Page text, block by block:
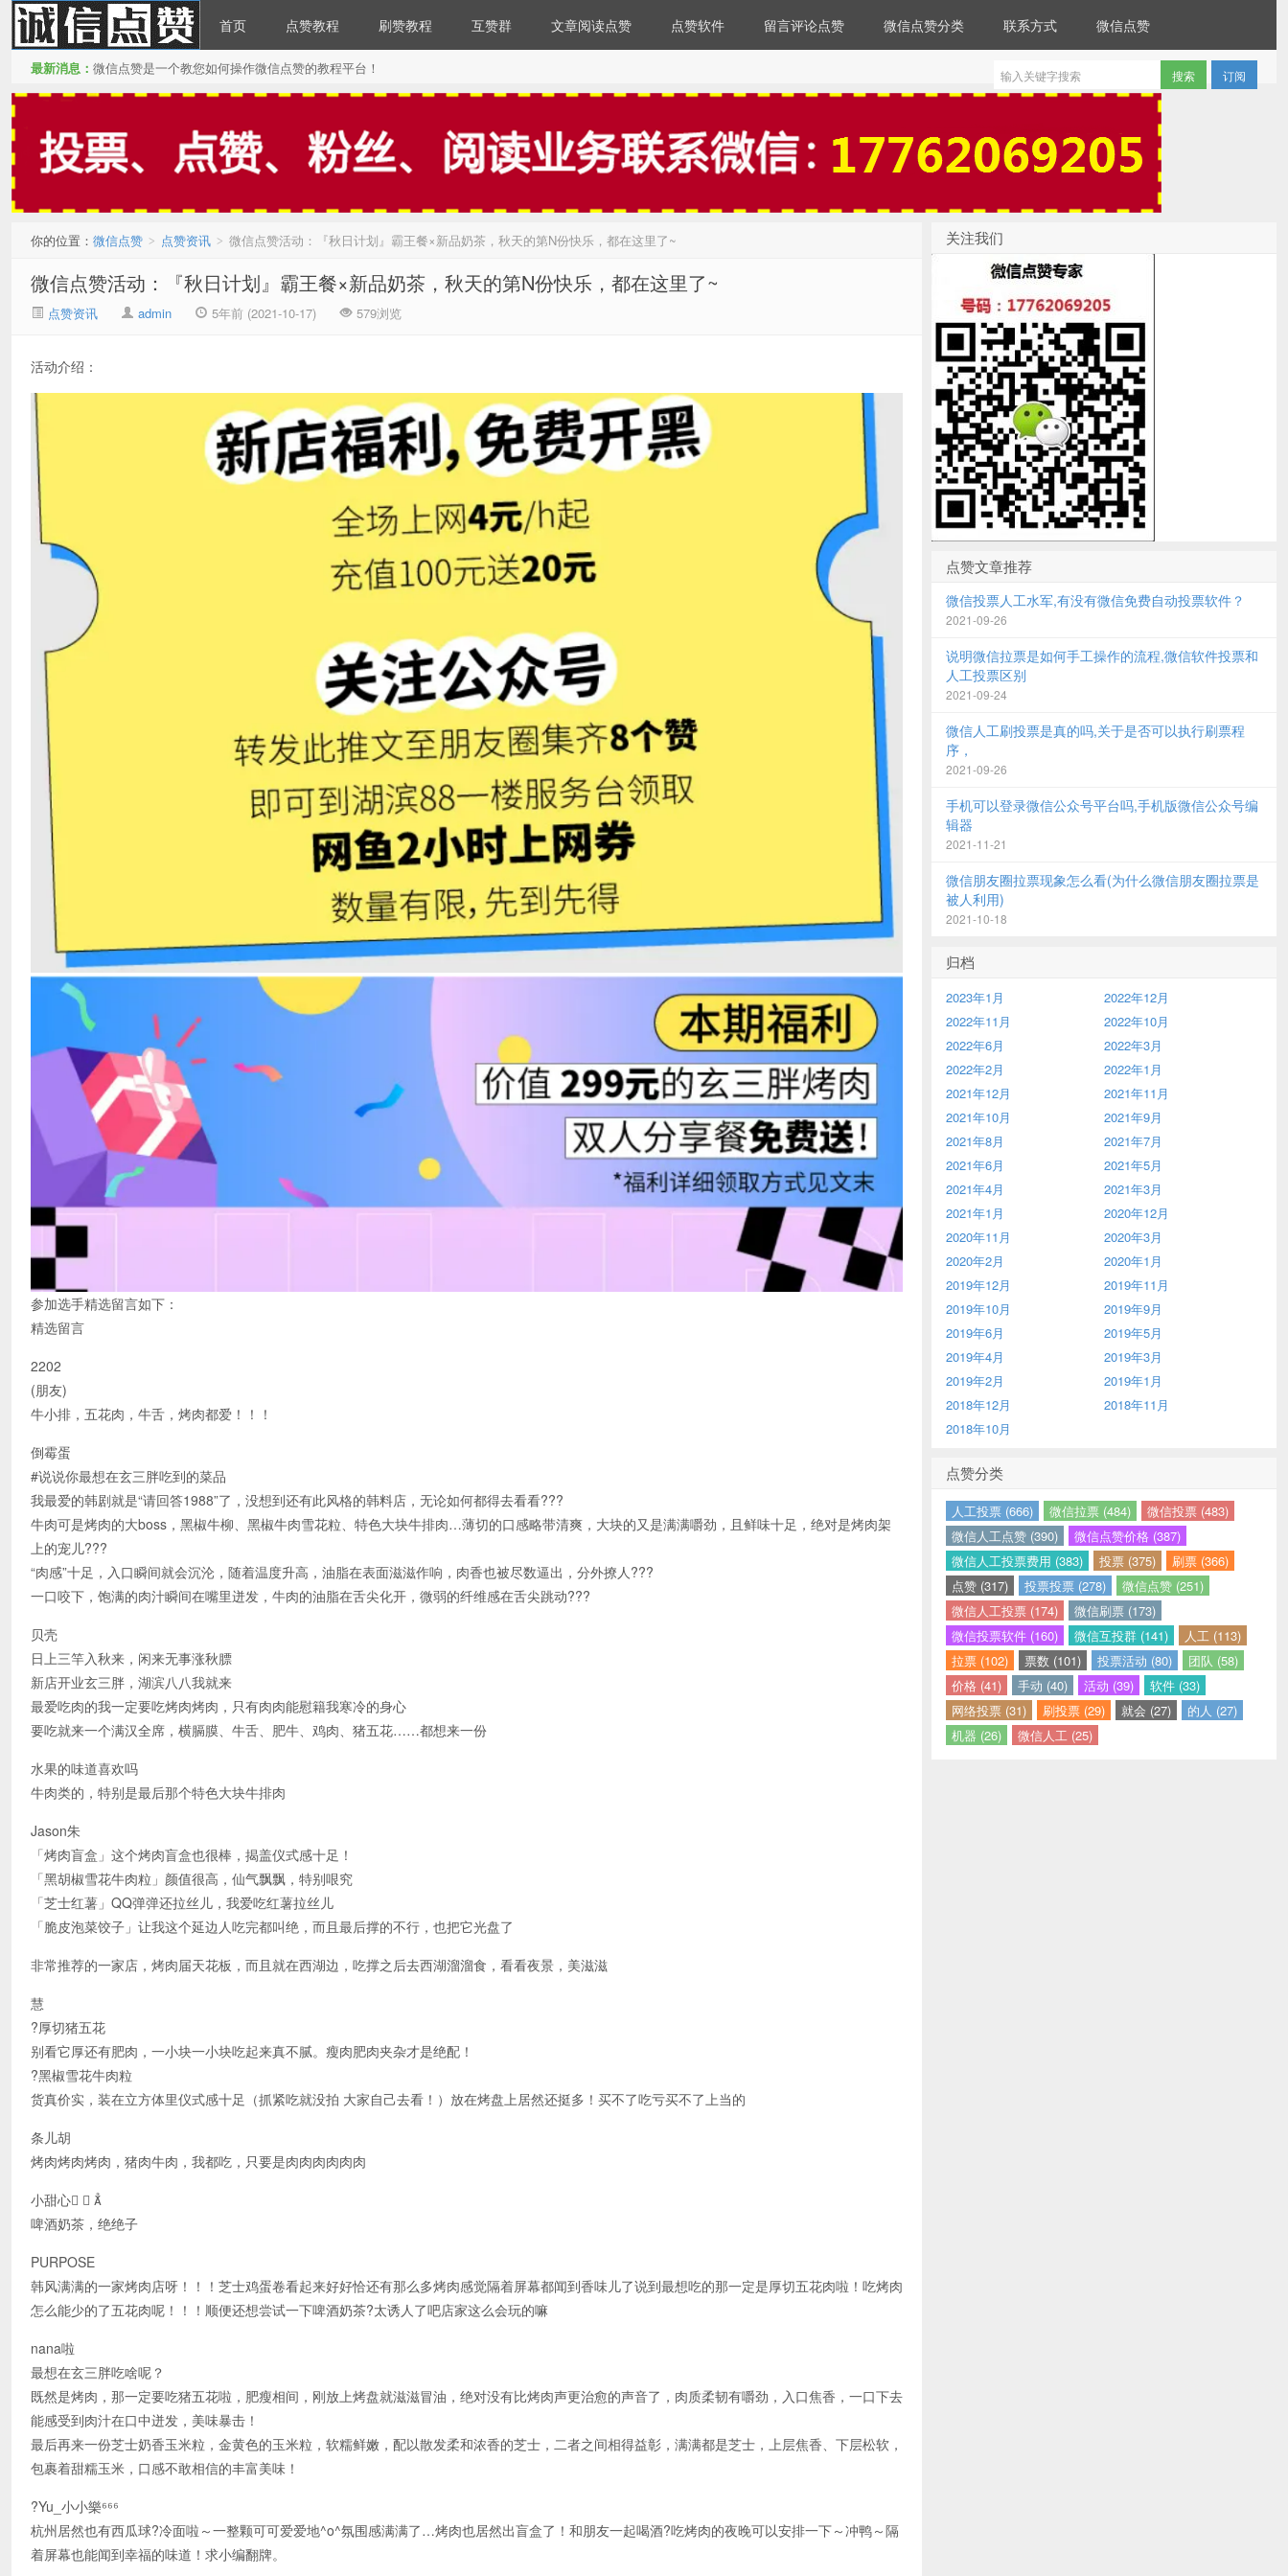
微信点赞
首页 点赞教程 刷赞教程 互赞群 文章阅读点赞 点赞软件 留言评论点赞 微信点赞分类 联系方式 微信点赞
订阅
最新消息： 微信点赞是一个教您如何操作微信点赞的教程平台！
你的位置： 微信点赞 > 点赞资讯 > 微信点赞活动：『秋日计划』霸王餐×新品奶茶，秋天的第N份快乐，都在这里了~
微信点赞活动：『秋日计划』霸王餐×新品奶茶，秋天的第N份快乐，都在这里了~
点赞资讯 admin 5年前 (2021-10-17) 579浏览
活动介绍：
参加选手精选留言如下：
精选留言
2202
(朋友)
牛小排，五花肉，牛舌，烤肉都爱！！！
倒霉蛋
#说说你最想在玄三胖吃到的菜品
我最爱的韩剧就是“请回答1988”了，没想到还有此风格的韩料店，无论如何都得去看看???
牛肉可是烤肉的大boss，黑椒牛柳、黑椒牛肉雪花粒、特色大块牛排肉…薄切的口感略带清爽，大块的又是满满嚼劲，且鲜味十足，绝对是烤肉架
上的宠儿???
“肉感”十足，入口瞬间就会沉沦，随着温度升高，油脂在表面滋滋作响，肉香也被尽数逼出，分外撩人???
一口咬下，饱满的肉汁瞬间在嘴里迸发，牛肉的油脂在舌尖化开，微弱的纤维感在舌尖跳动???
贝壳
日上三竿入秋来，闲来无事涨秋膘
新店开业玄三胖，湖滨八八我就来
最爱吃肉的我一定要吃烤肉烤肉，只有肉肉能慰籍我寒冷的身心
要吃就来一个满汉全席，横膈膜、牛舌、肥牛、鸡肉、猪五花……都想来一份
水果的味道喜欢吗
牛肉类的，特别是最后那个特色大块牛排肉
Jason朱
「烤肉盲盒」这个烤肉盲盒也很棒，揭盖仪式感十足！
「黑胡椒雪花牛肉粒」颜值很高，仙气飘飘，特别哏究
「芝士红薯」QQ弹弹还拉丝儿，我爱吃红薯拉丝儿
「脆皮泡菜饺子」让我这个延边人吃完都叫绝，而且最后撑的不行，也把它光盘了
非常推荐的一家店，烤肉届天花板，而且就在西湖边，吃撑之后去西湖溜溜食，看看夜景，美滋滋
慧
?厚切猪五花
别看它厚还有肥肉，一小块一小块吃起来真不腻。瘦肉肥肉夹杂才是绝配！
?黑椒雪花牛肉粒
货真价实，装在立方体里仪式感十足（抓紧吃就没拍 大家自己去看！）放在烤盘上居然还挺多！买不了吃亏买不了上当的
条儿胡
烤肉烤肉烤肉，猪肉牛肉，我都吃，只要是肉肉肉肉肉肉
小甜心  
啤酒奶茶，绝绝子
PURPOSE
韩风满满的一家烤肉店呀！！！芝士鸡蛋卷看起来好好恰还有那么多烤肉感觉隔着屏幕都闻到香味儿了说到最想吃的那一定是厚切五花肉啦！吃烤肉
怎么能少的了五花肉呢！！！顺便还想尝试一下啤酒奶茶?太诱人了吧店家这么会玩的嘛
nana啦
最想在玄三胖吃啥呢？
既然是烤肉，那一定要吃猪五花啦，肥瘦相间，刚放上烤盘就滋滋冒油，绝对没有比烤肉声更治愈的声音了，肉质柔韧有嚼劲，入口焦香，一口下去
能感受到肉汁在口中迸发，美味暴击！
最后再来一份芝士奶香玉米粒，金黄色的玉米粒，软糯鲜嫩，配以散发柔和浓香的芝士，二者之间相得益彰，满满都是芝士，上层焦香、下层松软，
包裹着甜糯玉米，口感不敢相信的丰富美味！
?Yu_小小樂⁶⁶⁶
杭州居然也有西瓜球?冷面啦～一整颗可可爱爱地^o^氛围感满满了…烤肉也居然出盲盒了！和朋友一起喝酒?吃烤肉的夜晚可以安排一下～冲鸭～隔
着屏幕也能闻到幸福的味道！求小编翻牌。
关注我们
点赞文章推荐
微信投票人工水军,有没有微信免费自动投票软件？
2021-09-26
说明微信拉票是如何手工操作的流程,微信软件投票和
人工投票区别
2021-09-24
微信人工刷投票是真的吗,关于是否可以执行刷票程
序，
2021-09-26
手机可以登录微信公众号平台吗,手机版微信公众号编
辑器
2021-11-21
微信朋友圈拉票现象怎么看(为什么微信朋友圈拉票是
被人利用)
2021-10-18
归档
2023年1月
2022年12月
2022年11月
2022年10月
2022年6月
2022年3月
2022年2月
2022年1月
2021年12月
2021年11月
2021年10月
2021年9月
2021年8月
2021年7月
2021年6月
2021年5月
2021年4月
2021年3月
2021年1月
2020年12月
2020年11月
2020年3月
2020年2月
2020年1月
2019年12月
2019年11月
2019年10月
2019年9月
2019年6月
2019年5月
2019年4月
2019年3月
2019年2月
2019年1月
2018年12月
2018年11月
2018年10月
点赞分类
人工投票 (666) 微信拉票 (484)
微信投票 (483)
微信人工点赞 (390)
微信点赞价格 (387)
微信人工投票费用 (383)
投票 (375)
刷票 (366)
点赞 (317)
投票投票 (278)
微信点赞 (251)
微信人工投票 (174)
微信刷票 (173)
微信投票软件 (160)
微信互投群 (141)
人工 (113)
拉票 (102)
票数 (101) 投票活动 (80)
团队 (58)
价格 (41)
手动 (40) 活动 (39)
软件 (33)
网络投票 (31)
刷投票 (29) 就会 (27)
的人 (27)
机器 (26)
微信人工 (25)